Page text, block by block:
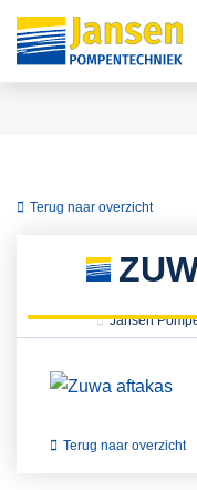
Terug naar overzicht
Jansen
Terug naar overzicht